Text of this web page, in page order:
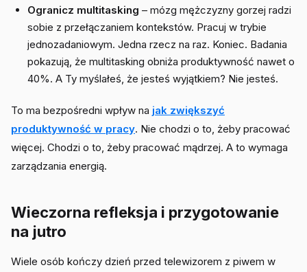
Ogranicz multitasking – mózg mężczyzny gorzej radzi
sobie z przełączaniem kontekstów. Pracuj w trybie
jednozadaniowym. Jedna rzecz na raz. Koniec. Badania
pokazują, że multitasking obniża produktywność nawet o
40%. A Ty myślałeś, że jesteś wyjątkiem? Nie jesteś.
To ma bezpośredni wpływ na jak zwiększyć
produktywność w pracy. Nie chodzi o to, żeby pracować
więcej. Chodzi o to, żeby pracować mądrzej. A to wymaga
zarządzania energią.
Wieczorna refleksja i przygotowanie
na jutro
Wiele osób kończy dzień przed telewizorem z piwem w